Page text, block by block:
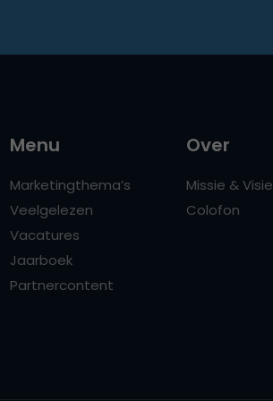
Menu
Marketingthema’s
Veelgelezen
Vacatures
Jaarboek
Partnercontent
Over
Missie & Visie
Colofon